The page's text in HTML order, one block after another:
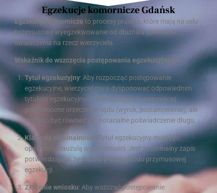
Egzekucje komornicze Gdańsk
Egzekucje komornicze to procesy prawne, które mają na celu
przymusowe wyegzekwowanie od dłużnika spełnienia
świadczenia na rzecz wierzyciela.
Wskaźnik do wszczęcia postępowania egzekucyjnego:
Tytuł egzekucyjny: Aby rozpocząć postępowanie
egzekucyjne, wierzyciel musi dysponować odpowiednim
tytułem egzekucyjnym. W Polsce jest to najczęściej
prawomocne orzeczenie sądu (wyrok, postanowienie), ale
może to być również np. notarialne poświadczenie długu.
Klauzula wykonalności: Tytuł egzekucyjny musi być
opatrzony klauzulą wykonalności. Jest to formalny zapis
potwierdzający, że można przystąpić do przymusowej
egzekucji.
Złożenie wniosku: Aby wszcząć postępowanie